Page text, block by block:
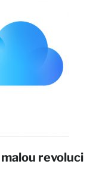
revoluci